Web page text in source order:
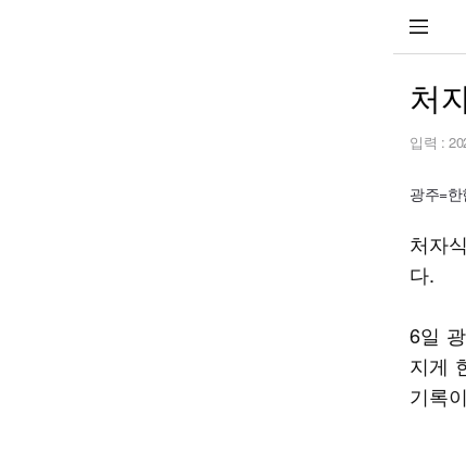
처
입력 :
광주=
처자
다.
6일
지게
기록